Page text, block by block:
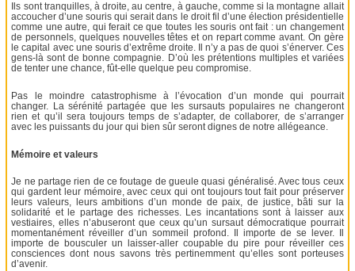
Ils sont tranquilles, à droite, au centre, à gauche, comme si la montagne allait
accoucher d’une souris qui serait dans le droit fil d’une élection présidentielle
comme une autre, qui ferait ce que toutes les souris ont fait : un changement
de personnels, quelques nouvelles têtes et on repart comme avant. On gère
le capital avec une souris d’extrême droite. Il n’y a pas de quoi s’énerver. Ces
gens-là sont de bonne compagnie. D’où les prétentions multiples et variées
de tenter une chance, fût-elle quelque peu compromise.
Pas le moindre catastrophisme à l’évocation d’un monde qui pourrait
changer. La sérénité partagée que les sursauts populaires ne changeront
rien et qu’il sera toujours temps de s’adapter, de collaborer, de s’arranger
avec les puissants du jour qui bien sûr seront dignes de notre allégeance.
Mémoire et valeurs
Je ne partage rien de ce foutage de gueule quasi généralisé. Avec tous ceux
qui gardent leur mémoire, avec ceux qui ont toujours tout fait pour préserver
leurs valeurs, leurs ambitions d’un monde de paix, de justice, bâti sur la
solidarité et le partage des richesses. Les incantations sont à laisser aux
vestiaires, elles n’abuseront que ceux qu’un sursaut démocratique pourrait
momentanément réveiller d’un sommeil profond. Il importe de se lever. Il
importe de bousculer un laisser-aller coupable du pire pour réveiller ces
consciences dont nous savons très pertinemment qu’elles sont porteuses
d’avenir.